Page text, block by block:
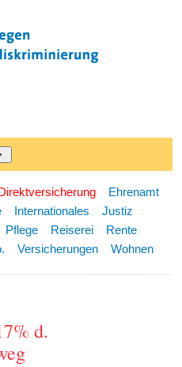
Ehrenamt
Internationales
Justiz
Pflege Reiserei
Rente
Versicherungen Wohnen
d.